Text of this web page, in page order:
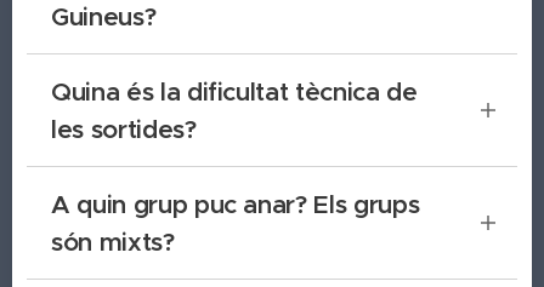
Guineus?
venir, siguis principant o avançada. Els
entrenaments es gestionen de manera que
Quina és la dificultat tècnica de
les sortides?
esporàdicament pujem al cim del Collbaix. Així
doncs les sortides es caracteritzen per senders,
A quin grup puc anar? Els grups
són mixts?